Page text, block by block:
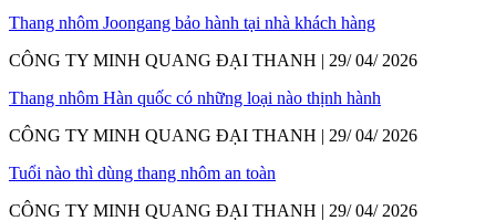
Thang nhôm Joongang bảo hành tại nhà khách hàng
CÔNG TY MINH QUANG ĐẠI THANH | 29/ 04/ 2026
Thang nhôm Hàn quốc có những loại nào thịnh hành
CÔNG TY MINH QUANG ĐẠI THANH | 29/ 04/ 2026
Tuổi nào thì dùng thang nhôm an toàn
CÔNG TY MINH QUANG ĐẠI THANH | 29/ 04/ 2026